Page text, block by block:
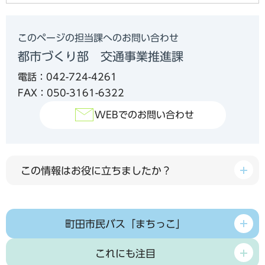
このページの担当課へのお問い合わせ
都市づくり部 交通事業推進課
電話：042-724-4261
FAX：050-3161-6322
WEBでのお問い合わせ
この情報はお役に立ちましたか？
町田市民バス「まちっこ」
これにも注目